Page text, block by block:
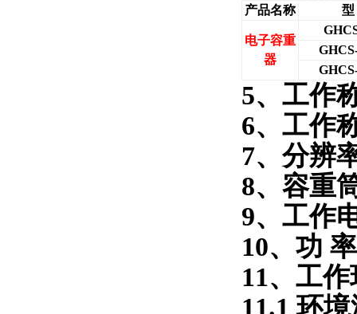
产品名称 型
电子容重
器
5、工作
6、工作
7、分辨
8、容重
9、工作
10、功
11、工
11.1环